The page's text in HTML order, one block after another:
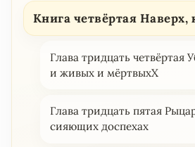
Книга четвёртая Наверх,
Глава тридцать четвёртая
и живых и мёртвыхХ
Глава тридцать пятая
сияющих доспехах